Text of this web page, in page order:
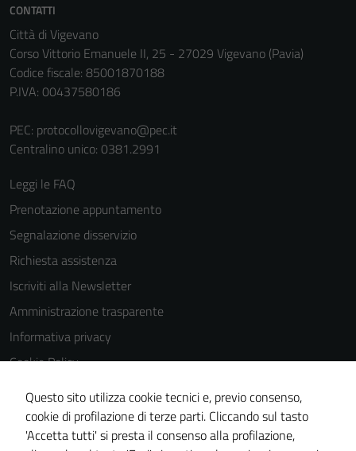
CONTATTI
Città di Vigevano
Corso Vittorio Emanuele II, 25 - 27029 Vigevano (Pavia)
Codice fiscale: 85001870188
P.IVA: 00437580186
PEC: protocollovigevano@pec.it
Centralino unico: 0381.2991
Leggi le FAQ
Prenotazione appuntamento
Segnalazione disservizio
Richiesta assistenza
Iscriviti alla Newsletter
Amministrazione trasparente
Informativa privacy
Cookie Policy
Media policy
Note legali
Dichiarazione di accessibilità
Questo sito utilizza cookie tecnici e, previo consenso,
cookie di profilazione di terze parti. Cliccando sul tasto
'Accetta tutti' si presta il consenso alla profilazione,